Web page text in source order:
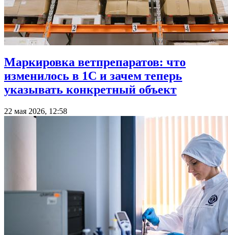
Маркировка ветпрепаратов: что
изменилось в 1С и зачем теперь
указывать конкретный объект
22 мая 2026, 12:58